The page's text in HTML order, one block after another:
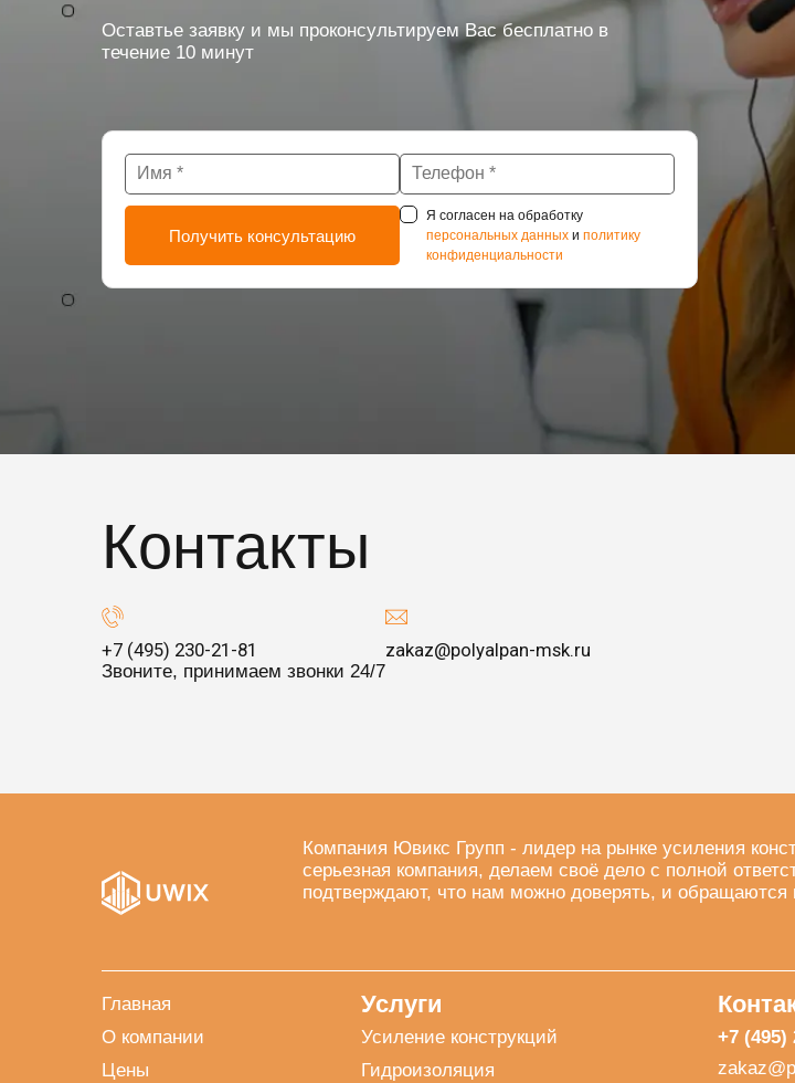
Оставтье заявку и мы проконсультируем Вас бесплатно в
течение 10 минут
Я согласен на обработку
персональных данныхи политику
конфиденциальности
Контакты
+7 (495) 230-21-81
Звоните, принимаем звонки 24/7
zakaz@polyalpan-msk.ru
Компания Ювикс Групп - лидер на рынке усиления
серьезная компания, делаем своё дело с полной
подтверждают, что нам можно доверять, и обращаются
Главная
О компании
Цены
Услуги
Усиление конструкций
Гидроизоляция
+7 (495)